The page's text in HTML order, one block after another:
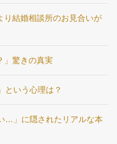
り結婚相談所のお見合いが
」驚きの真実
いう心理は？
…」に隠されたリアルな本